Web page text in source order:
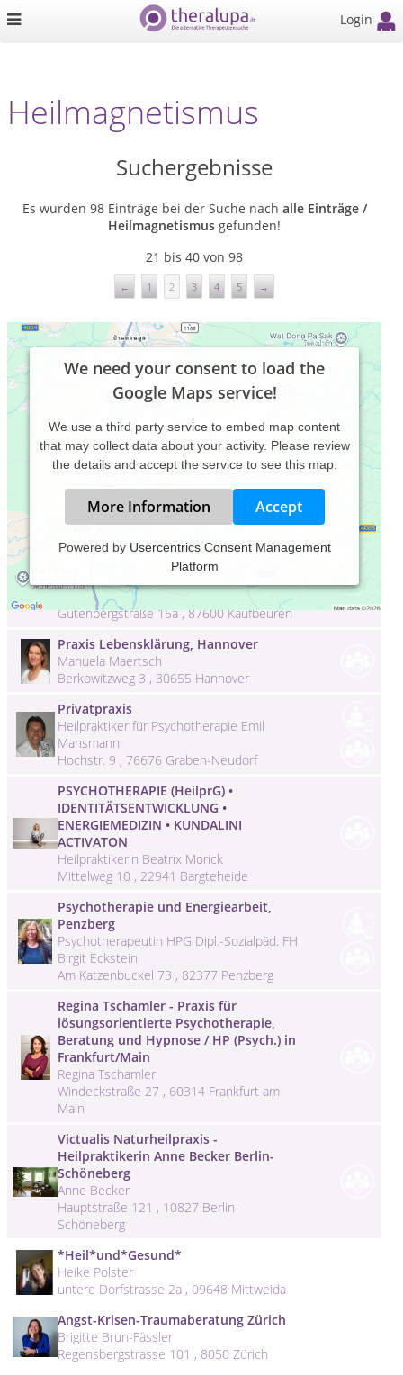
Login
Heilmagnetismus
Suchergebnisse
Es wurden 98 Einträge bei der Suche nach alle Einträge /
Heilmagnetismus gefunden!
21 bis 40 von 98
← 1 2 3 4 5 →
We need your consent to load the
Google Maps service!
We use a third party service to embed map content
that may collect data about your activity. Please review
the details and accept the service to see this map.
More Information Accept
Powered by Usercentrics Consent Management
Platform
Praxis für Psychotherapie, Hypnose u.
Traumatherapie in Kaufbeuren
Peter
Gutenbergstraße 15a , 87600 Kaufbeuren
Praxis Lebensklärung, Hannover
Manuela Maertsch
Berkowitzweg 3 , 30655 Hannover
Privatpraxis
Heilpraktiker für Psychotherapie Emil
Mansmann
Hochstr. 9 , 76676 Graben-Neudorf
PSYCHOTHERAPIE (HeilprG) •
IDENTITÄTSENTWICKLUNG •
ENERGIEMEDIZIN • KUNDALINI
ACTIVATON
Heilpraktikerin Beatrix Morick
Mittelweg 10 , 22941 Bargteheide
Psychotherapie und Energiearbeit,
Penzberg
Psychotherapeutin HPG Dipl.-Sozialpäd. FH
Birgit Eckstein
Am Katzenbuckel 73 , 82377 Penzberg
Regina Tschamler - Praxis für
lösungsorientierte Psychotherapie,
Beratung und Hypnose / HP (Psych.) in
Frankfurt/Main
Regina Tschamler
Windeckstraße 27 , 60314 Frankfurt am
Main
Victualis Naturheilpraxis -
Heilpraktikerin Anne Becker Berlin-
Schöneberg
Anne Becker
Hauptstraße 121 , 10827 Berlin-
Schöneberg
*Heil*und*Gesund*
Heike Polster
untere Dorfstrasse 2a , 09648 Mittweida
Angst-Krisen-Traumaberatung Zürich
Brigitte Brun-Fässler
Regensbergstrasse 101 , 8050 Zürich